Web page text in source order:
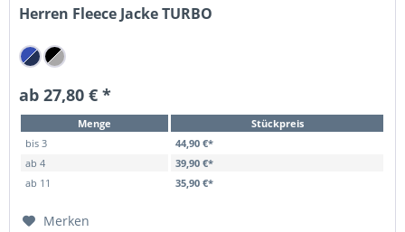
Herren Fleece Jacke TURBO
ab 27,80 € *
Menge
Stückpreis
bis 3
44,90 €*
ab 4
39,90 €*
ab 11 35,90 €*
Merken